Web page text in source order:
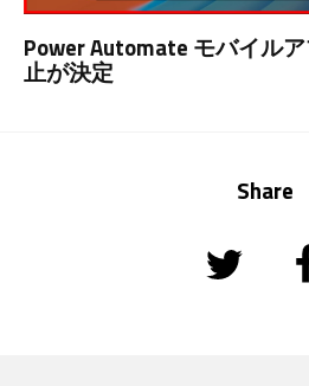
Power Automate モバイル
止が決定
Share